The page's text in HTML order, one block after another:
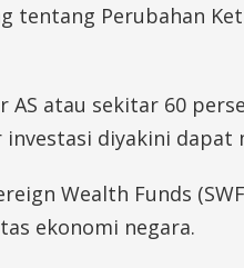
tentang Perubahan
atau sekitar 60
diyakini
Wealth Funds
ekonomi negara.